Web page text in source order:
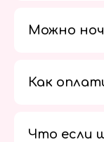
Можно
Как
Что если